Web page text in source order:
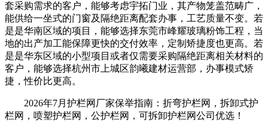
套采购需求的客户，能够考虑宇拓门业，其产物笼盖范畴广，
能供给一坐式的门窗及隔绝距离配套办事，工艺质量不变。若
是是华南区域的项目，能够选择东莞市峰耀玻璃粉饰工程，当
地的出产加工能保障更快的交付效率，定制矫捷度也更高。若
是是华东区域的小型项目或者仅需要采购隔绝距离相关材料的
客户，能够选择杭州市上城区韵曦建材运营部，办事模式矫
捷，性价比更高。
2026年7月护栏网厂家保举指南：折弯护栏网，拆卸式护
栏网，喷塑护栏网，公护栏网，可拆卸护栏网公司优选！